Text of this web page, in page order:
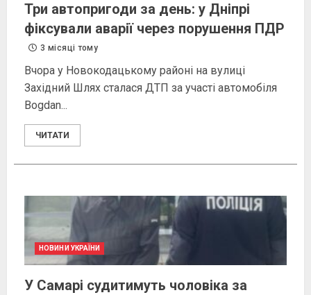
Три автопригоди за день: у Дніпрі
фіксували аварії через порушення ПДР
3 місяці тому
Вчора у Новокодацькому районі на вулиці
Західний Шлях сталася ДТП за участі автомобіля
Bogdan...
ЧИТАТИ
НОВИНИ УКРАЇНИ
У Самарі судитимуть чоловіка за